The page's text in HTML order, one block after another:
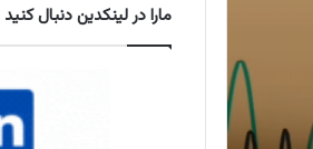
مارا در لینکدین دنبال کنید